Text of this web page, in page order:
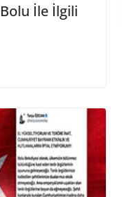
İle İlgili